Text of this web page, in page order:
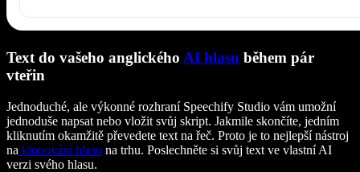
Text do vašeho anglického AI hlasu během pár
vteřin
Jednoduché, ale výkonné rozhraní Speechify Studio vám umožní
jednoduše napsat nebo vložit svůj skript. Jakmile skončíte, jedním
kliknutím okamžitě převedete text na řeč. Proto je to nejlepší nástroj
na klonování hlasu na trhu. Poslechněte si svůj text ve vlastní AI
verzi svého hlasu.